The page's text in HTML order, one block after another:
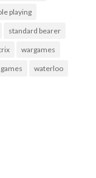
playing
standard bearer
wargames
waterloo